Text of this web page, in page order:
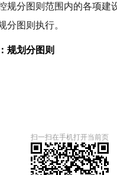
规分图则范围内的各项建
分图则执行。
规划分图则
扫一扫在手机打开当前页